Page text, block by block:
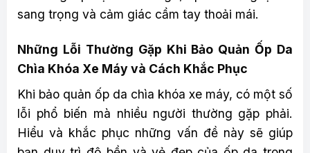
sang trọng và cảm giác cầm tay thoải mái.
Những Lỗi Thường Gặp Khi Bảo Quản Ốp Da
Chìa Khóa Xe Máy và Cách Khắc Phục
Khi bảo quản ốp da chìa khóa xe máy, có một số
lỗi phổ biến mà nhiều người thường gặp phải.
Hiểu và khắc phục những vấn đề này sẽ giúp